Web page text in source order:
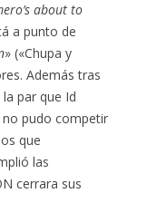
about to
a punto de
» («Chupa y
Además tras
par que Id
pudo competir
que
las
cerrara sus